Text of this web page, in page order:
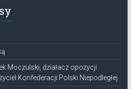
Moczulski, działacz opozycji
Konfederacji Polski Niepodległej